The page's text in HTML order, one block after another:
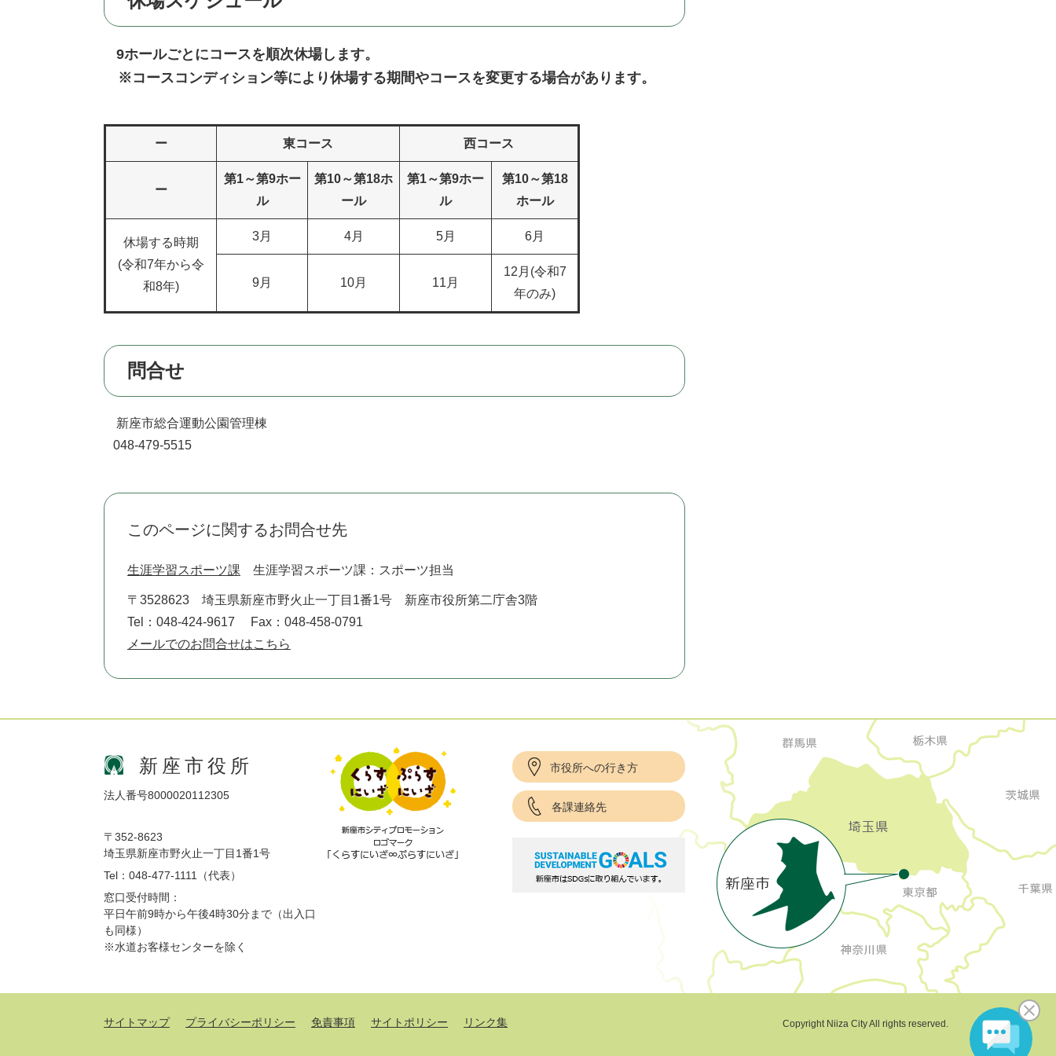
9ホールごとにコースを順次休場します。
※コースコンディション等により休場する期間やコースを変更する場合があります。
ー 東コース 西コース
ー
第1～第9ホー
ル
第10～第18ホ
ール
第1～第9ホー
ル
第10～第18
ホール
休場する時期
(令和7年から令
和8年)
3月 4月 5月 6月
9月 10月 11月
12月(令和7
年のみ)
問合せ
新座市総合運動公園管理棟
048-479-5515
このページに関するお問合せ先
生涯学習スポーツ課 生涯学習スポーツ課：スポーツ担当
〒3528623
埼玉県新座市野火止一丁目1番1号 新座市役所第二庁舎3階
Tel：048-424-9617
Fax：048-458-0791
メールでのお問合せはこちら
新座市役所
法人番号8000020112305
〒352-8623
埼玉県新座市野火止一丁目1番1号
Tel：048-477-1111（代表）
窓口受付時間：
平日午前9時から午後4時30分まで（出入口
も同様）
※水道お客様センターを除く
市役所への行き方
各課連絡先
サイトマップ プライバシーポリシー 免責事項 サイトポリシー リンク集 Copyright Niiza City All rights reserved.